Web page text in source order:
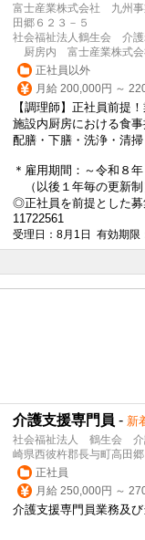
富士産業株式会社 九州
田郷６２３－５
社会福祉法人鶴生会 介
厨房内 富士産業株式会
正社員以外
月給 200,000円 ～
【調理師】正社員前提
施設内厨房における食事
配膳・下膳・洗浄・清
＊雇用期間：～令和８
（以後１年毎の更新制
◎正社員を前提とした
11722561
受理日：8月1日 有効期限
介護支援専門員 - 新
社会福祉法人 鶴生会 介
崎県西彼杵郡長与町高田
正社員
月給 250,000円 ～
介護支援専門員業務及